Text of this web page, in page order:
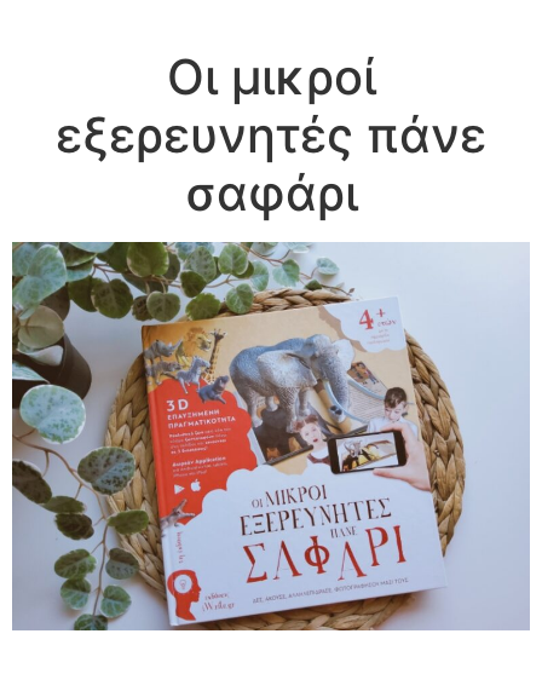
Οι μικροί
εξερευνητές πάνε
σαφάρι